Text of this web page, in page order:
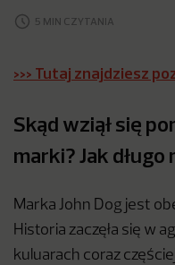
5 MIN CZYTANIA
>>> Tutaj znajdziesz
Skąd wziął się
marki? Jak
Marka John Dog jest
Historia zaczęła się w
kuluarach coraz